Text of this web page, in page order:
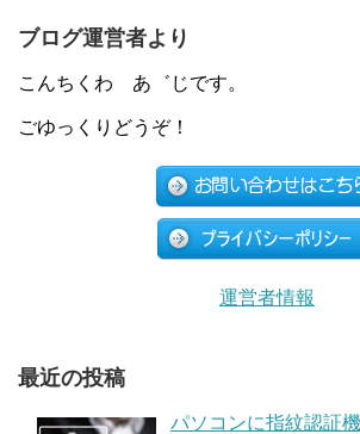
ブログ運営者より
こんちくわ あ゛じです。
ごゆっくりどうぞ！
運営者情報
最近の投稿
パソコンに指紋認証